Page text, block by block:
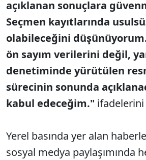
açıklanan sonuçlara
Seçmen kayıtlarında
olabileceğini
ön sayım verilerini değil,
denetiminde yürütülen
sürecinin sonunda
kabul edeceğim." ifadelerini
Yerel basında yer alan
sosyal medya paylaşımında